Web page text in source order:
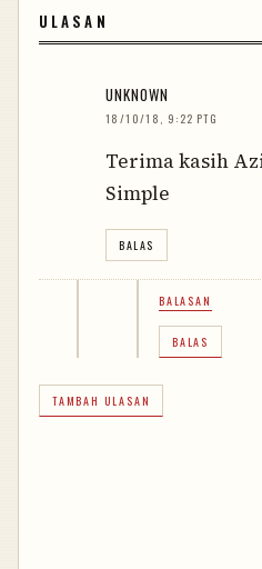
ULASAN
UNKNOWN
18/10/18, 9:22 PTG
Terima kasih
Simple
BALAS
BALASAN
BALAS
TAMBAH ULASAN